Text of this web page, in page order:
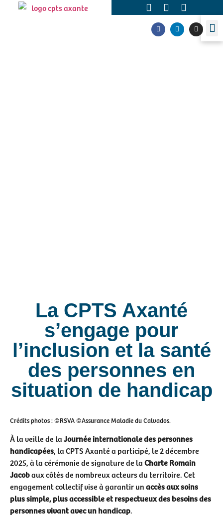
La CPTS Axanté
s’engage pour
l’inclusion et la santé
des personnes en
situation de handicap
Crédits photos : ©RSVA ©Assurance Maladie du Calvados.
À la veille de laJournée internationale des personnes
handicapées, la CPTS Axanté a participé, le 2 décembre
2025, à la cérémonie de signature de laCharte Romain
Jacobaux côtés de nombreux acteurs du territoire. Cet
engagement collectif vise à garantir unaccès aux soins
plus simple, plus accessible et respectueux des besoins des
personnes vivant avec un handicap.